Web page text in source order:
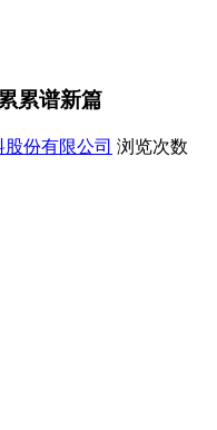
累谱新篇
份有限公司 浏览次数